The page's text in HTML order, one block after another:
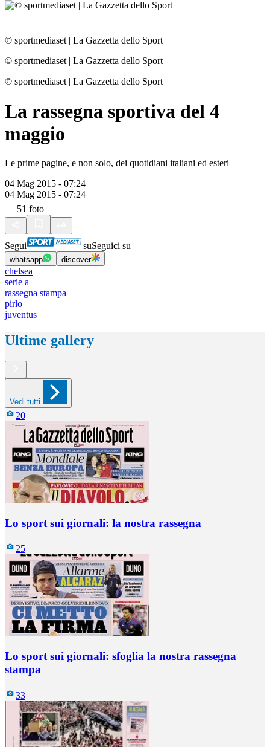
© sportmediaset | La Gazzetta dello Sport
© sportmediaset | La Gazzetta dello Sport
© sportmediaset | La Gazzetta dello Sport
La rassegna sportiva del 4
maggio
Le prime pagine, e non solo, dei quotidiani italiani ed esteri
04 Mag 2015 - 07:24
04 Mag 2015 - 07:24
51 foto
Segui suSeguici su
whatsapp discover
chelsea
serie a
rassegna stampa
pirlo
juventus
Ultime gallery
Vedi tutti
20
Lo sport sui giornali: la nostra rassegna
25
Lo sport sui giornali: sfoglia la nostra rassegna
stampa
33